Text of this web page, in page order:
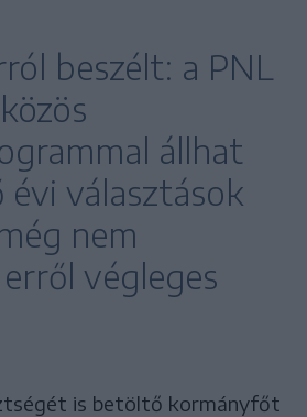
beszélt: a PNL
állhat
évi választások
nem
végleges
is betöltő kormányfőt